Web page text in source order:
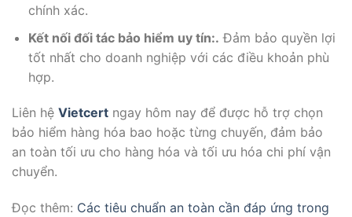
chính xác.
Kết nối đối tác bảo hiểm uy tín:. Đảm bảo quyền lợi
tốt nhất cho doanh nghiệp với các điều khoản phù
hợp.
Liên hệ Vietcert ngay hôm nay để được hỗ trợ chọn
bảo hiểm hàng hóa bao hoặc từng chuyến, đảm bảo
an toàn tối ưu cho hàng hóa và tối ưu hóa chi phí vận
chuyển.
Đọc thêm: Các tiêu chuẩn an toàn cần đáp ứng trong